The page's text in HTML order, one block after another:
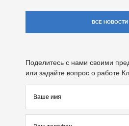
ВСЕ НОВОСТИ
Поделитесь с нами своими
или задайте вопрос о работе